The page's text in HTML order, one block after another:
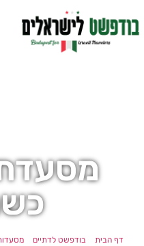
דף הבית בודפשט לדתיים